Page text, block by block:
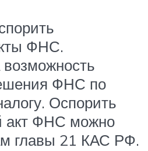
ФНС.
ФНС по
Оспорить
акт ФНС можно
главы 21 КАС РФ.